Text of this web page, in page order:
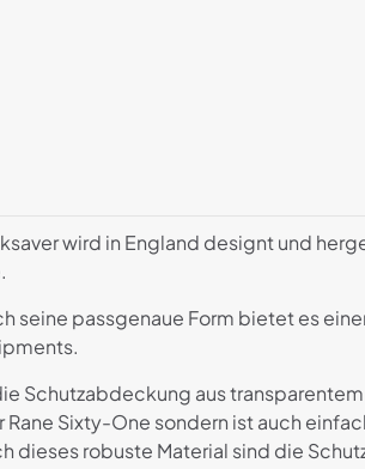
wird in England designt und
seine passgenaue Form bietet es
Schutzabdeckung aus
Rane Sixty-One sondern ist auch
dieses robuste Material sind die